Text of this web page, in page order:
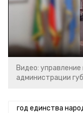
Видео:
администрации
год единства